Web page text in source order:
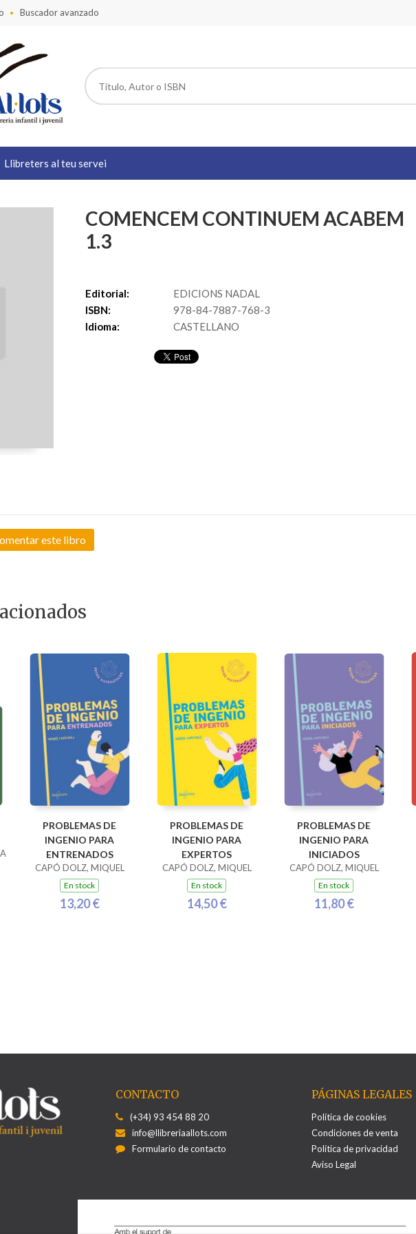
Buscador avanzado
Llibreters al teu servei
COMENCEM CONTINUEM ACABEM
1.3
Editorial:
EDICIONS NADAL
ISBN:
978-84-7887-768-3
Idioma:
CASTELLANO
este libro
PROBLEMAS DE
INGENIO PARA
ENTRENADOS
CAPÓ DOLZ, MIQUEL
En stock
13,20 €
PROBLEMAS DE
INGENIO PARA
EXPERTOS
CAPÓ DOLZ, MIQUEL
En stock
14,50 €
PROBLEMAS DE
INGENIO PARA
INICIADOS
CAPÓ DOLZ, MIQUEL
En stock
11,80 €
CONTACTO
(+34) 93 454 88 20
info@llibreriaallots.com
Formulario de contacto
PÁGINAS LEGALES
Política de cookies
Condiciones de venta
Política de privacidad
Aviso Legal